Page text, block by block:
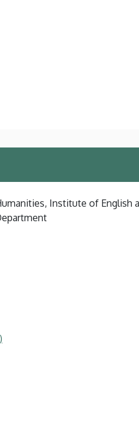
Institute of English